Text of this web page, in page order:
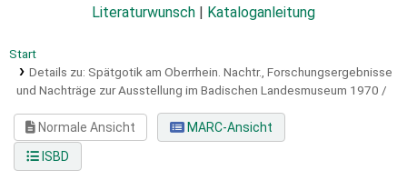
Literaturwunsch
Kataloganleitung
Start
Details zu: Spätgotik am Oberrhein. Nachtr., Forschungsergebnisse
und Nachträge zur Ausstellung im Badischen Landesmuseum 1970 /
Normale Ansicht
MARC-Ansicht
ISBD